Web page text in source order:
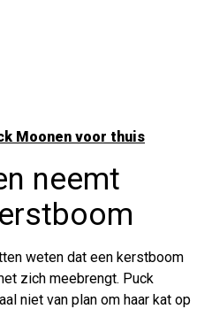
Moonen voor thuis
neemt
weten dat een kerstboom
zich meebrengt. Puck
niet van plan om haar kat op